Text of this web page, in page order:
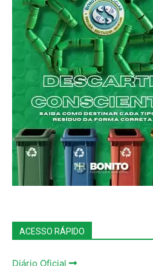
ACESSO RÁPIDO
Diário Oficial